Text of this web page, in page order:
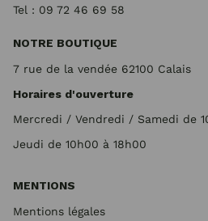
Tel : 09 72 46 69 58
NOTRE BOUTIQUE
7 rue de la vendée 62100 Calais
Horaires d'ouverture
Mercredi / Vendredi / Samedi de
Jeudi de 10h00 à 18h00
MENTIONS
Mentions légales